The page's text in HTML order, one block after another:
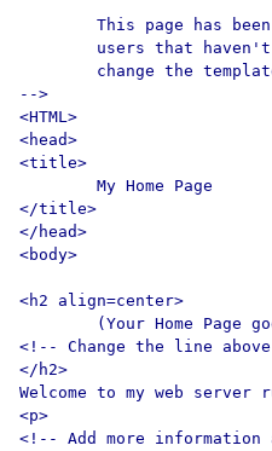
-->
<HTML>
<head>
<title>
</title>
</head>
<body>
<h2 align=center>
<!-- Change the line
</h2>
Welcome to my web server
<p>
<!-- Add more